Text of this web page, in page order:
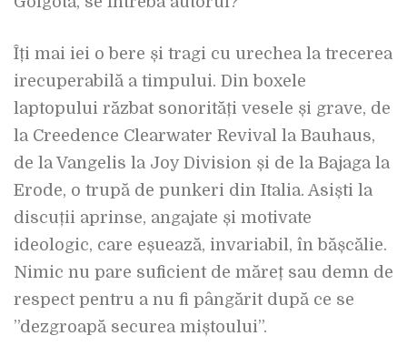
Îți mai iei o bere și tragi cu urechea la trecerea
irecuperabilă a timpului. Din boxele
laptopului răzbat sonorități vesele și grave, de
la Creedence Clearwater Revival la Bauhaus,
de la Vangelis la Joy Division și de la Bajaga la
Erode, o trupă de punkeri din Italia. Asiști la
discuții aprinse, angajate și motivate
ideologic, care eșuează, invariabil, în bășcălie.
Nimic nu pare suficient de măreț sau demn de
respect pentru a nu fi pângărit după ce se
”dezgroapă securea miștoului”.